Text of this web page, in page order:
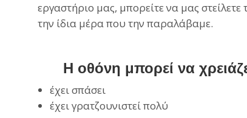
εργαστήριο μας, μπορείτε να μας
την ίδια μέρα που την παραλάβαμε.
Η οθόνη μπορεί να
έχει σπάσει
έχει γρατζουνιστεί πολύ